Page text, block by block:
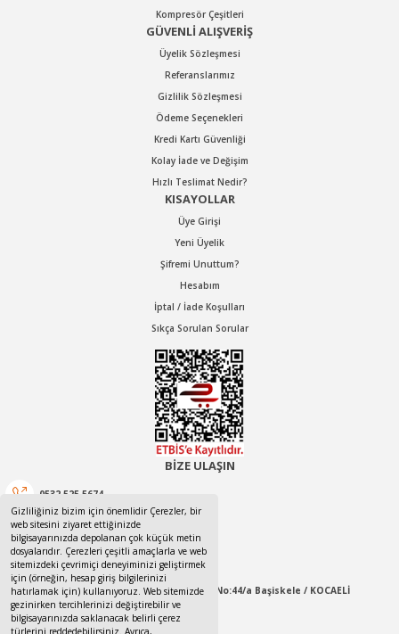
Gizliliğiniz bizim için önemlidir Çerezler, bir
web sitesini ziyaret ettiğinizde
bilgisayarınızda depolanan çok küçük metin
dosyalarıdır. Çerezleri çeşitli amaçlarla ve web
sitemizdeki çevrimiçi deneyiminizi geliştirmek
için (örneğin, hesap giriş bilgilerinizi
hatırlamak için) kullanıyoruz. Web sitemizde
gezinirken tercihlerinizi değiştirebilir ve
bilgisayarınızda saklanacak belirli çerez
türlerini reddedebilirsiniz. Ayrıca,
Kompresör Çeşitleri
GÜVENLİ ALIŞVERİŞ
Üyelik Sözleşmesi
Referanslarımız
Gizlilik Sözleşmesi
Ödeme Seçenekleri
Kredi Kartı Güvenliği
Kolay İade ve Değişim
Hızlı Teslimat Nedir?
KISAYOLLAR
Üye Girişi
Yeni Üyelik
Şifremi Unuttum?
Hesabım
İptal / İade Koşulları
Sıkça Sorulan Sorular
BİZE ULAŞIN
0532 525 5674
0532 525 5674
canotom41@gmail.com
Yaylacık Mahallesi Mert İnan Sokak No:44/a Başiskele / KOCAELİ
09:00-18:00 Pazartesi / Cumartesi